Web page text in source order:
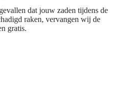
dat jouw zaden tijdens de
raken, vervangen wij de
gratis.